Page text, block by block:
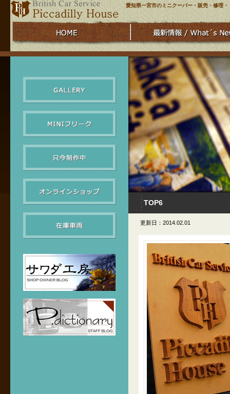
愛知県一宮市のミニクーパー・販売・修理
TOP6
更新日：2014.02.01